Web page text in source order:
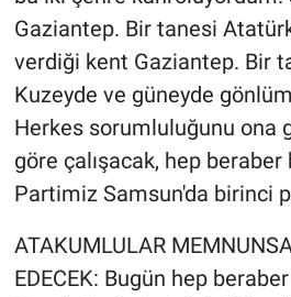
Gaziantep. Bir tanesi
verdiği kent Gaziantep. Bir
Kuzeyde ve güneyde
Herkes sorumluluğunu ona
göre çalışacak, hep beraber
Partimiz Samsun'da birinci
ATAKUMLULAR
EDECEK: Bugün hep